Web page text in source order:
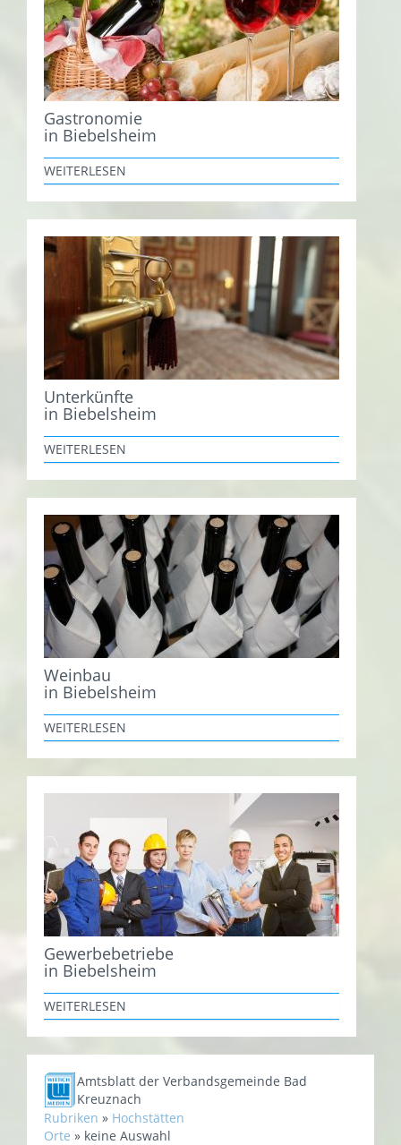
Gastronomie
in Biebelsheim
WEITERLESEN
Unterkünfte
in Biebelsheim
WEITERLESEN
Weinbau
in Biebelsheim
WEITERLESEN
Gewerbebetriebe
in Biebelsheim
WEITERLESEN
Amtsblatt der Verbandsgemeinde Bad
Kreuznach
Rubriken » Hochstätten
Orte » keine Auswahl